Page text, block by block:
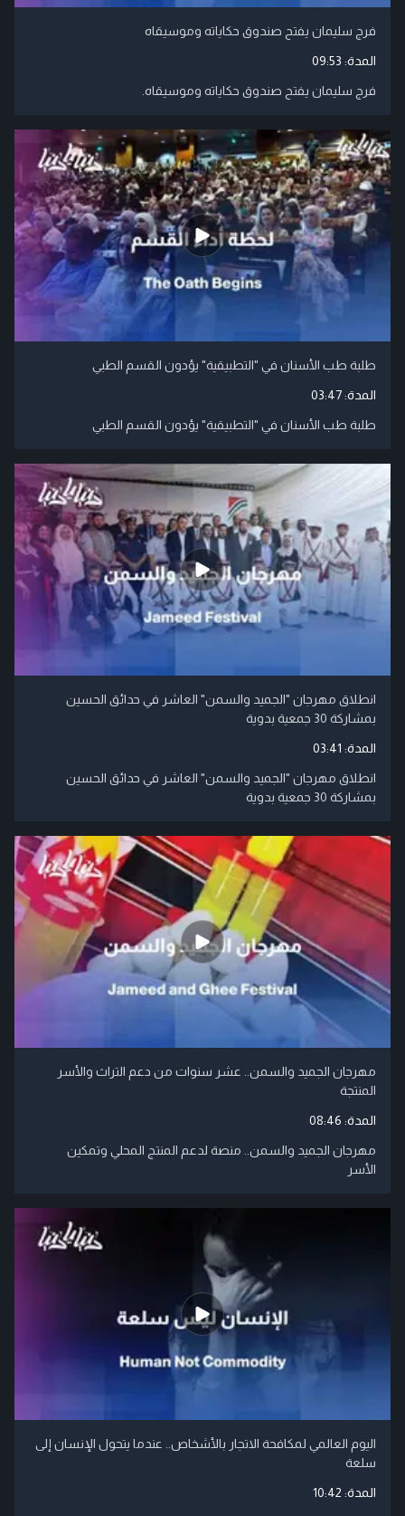
فرج سليمان يفتح صندوق حكاياته وموسيقاه
المدة: 09:53
فرج سليمان يفتح صندوق حكاياته وموسيقاه.
طلبة طب الأسنان في "التطبيقية" يؤدون القسم الطبي
المدة:03:47
طلبة طب الأسنان في "التطبيقية" يؤدون القسم الطبي
انطلاق مهرجان "الجميد والسمن" العاشر في حدائق الحسين
بمشاركة 30 جمعية بدوية
المدة: 03:41
انطلاق مهرجان "الجميد والسمن" العاشر في حدائق الحسين
بمشاركة 30 جمعية بدوية
مهرجان الجميد والسمن.. عشر سنوات من دعم التراث والأسر
المنتجة
المدة: 08:46
مهرجان الجميد والسمن.. منصة لدعم المنتج المحلي وتمكين
الأسر
اليوم العالمي لمكافحة الاتجار بالأشخاص.. عندما يتحول الإنسان إلى
سلعة
المدة: 10:42